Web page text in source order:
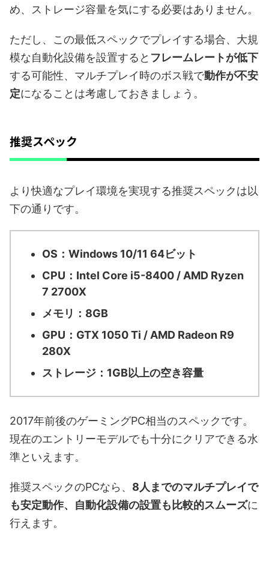
め、ストレージ容量を気にする必要はありません。
ただし、この最低スペックでプレイする場合、大規
模な自動化設備を設置すると フレームレートが低下
する可能性、マルチプレイ時のボス戦で動作が不安
定になることは考慮しておきましょう。
推奨スペック
より快適なプレイ環境を実現する推奨スペックは以
下の通りです。
OS：Windows 10/11 64ビット
CPU：Intel Core i5-8400 / AMD Ryzen
7 2700X
メモリ：8GB
GPU：GTX 1050 Ti / AMD Radeon R9
280X
ストレージ：1GB以上の空き容量
2017年前後のゲーミングPC相当のスペックです。
現在のエントリーモデルでも十分にクリアできる水
準といえます。
推奨スペックのPCなら、 8人までのマルチプレイで
も安定動作、自動化設備の設置も比較的スムーズに
行えます。